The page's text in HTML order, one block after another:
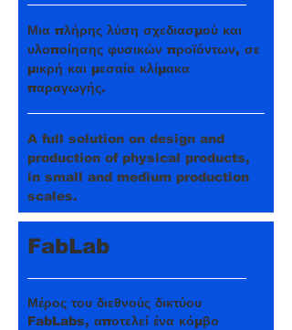
Μια πλήρης λύση σχεδιασμού και
υλοποίησης φυσικών προϊόντων, σε
μικρή και μεσαία κλίμακα
παραγωγής.
A full solution on design and
production of physical products,
in small and medium production
scales.
FabLab
Μέρος του διεθνούς δικτύου
FabLabs, αποτελεί ένα κόμβο